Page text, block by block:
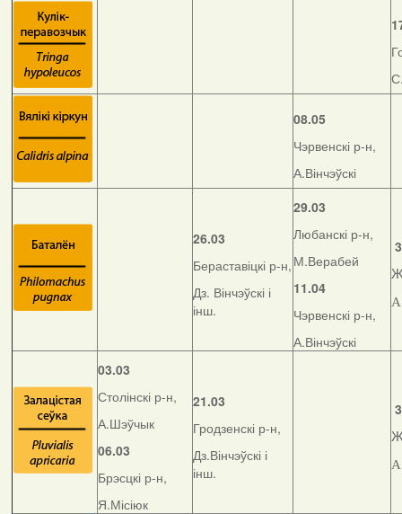
08.05
Чэрвенскі р-н,
А.Вінчэўскі
26.03
Бераставіцкі р-н,
Дз. Вінчэўскі і
інш.
29.03
Любанскі р-н,
М.Верабей
11.04
Чэрвенскі р-н,
А.Вінчэўскі
03.03
Столінскі р-н,
А.Шэўчык
06.03
Брэсцкі р-н,
Я.Місіюк
21.03
Гродзенскі р-н,
Дз.Вінчэўскі і
інш.